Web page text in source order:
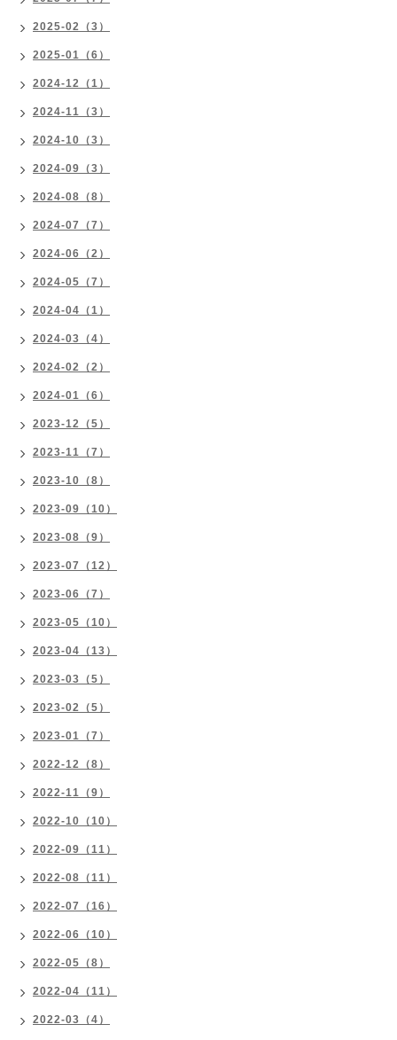
2025-02（3）
2025-01（6）
2024-12（1）
2024-11（3）
2024-10（3）
2024-09（3）
2024-08（8）
2024-07（7）
2024-06（2）
2024-05（7）
2024-04（1）
2024-03（4）
2024-02（2）
2024-01（6）
2023-12（5）
2023-11（7）
2023-10（8）
2023-09（10）
2023-08（9）
2023-07（12）
2023-06（7）
2023-05（10）
2023-04（13）
2023-03（5）
2023-02（5）
2023-01（7）
2022-12（8）
2022-11（9）
2022-10（10）
2022-09（11）
2022-08（11）
2022-07（16）
2022-06（10）
2022-05（8）
2022-04（11）
2022-03（4）